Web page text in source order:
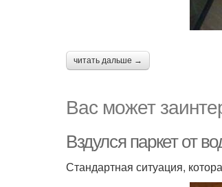
читать дальше →
Вас может
Вздулся паркет от
Стандартная ситуация,